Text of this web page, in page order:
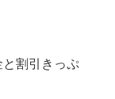
割引きっぷ